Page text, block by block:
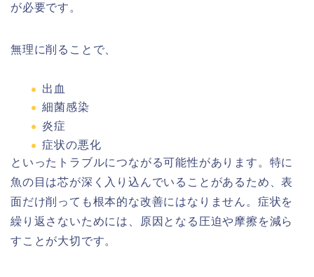
が必要です。
無理に削ることで、
出血
細菌感染
炎症
症状の悪化
といったトラブルにつながる可能性があります。特に
魚の目は芯が深く入り込んでいることがあるため、表
面だけ削っても根本的な改善にはなりません。症状を
繰り返さないためには、原因となる圧迫や摩擦を減ら
すことが大切です。